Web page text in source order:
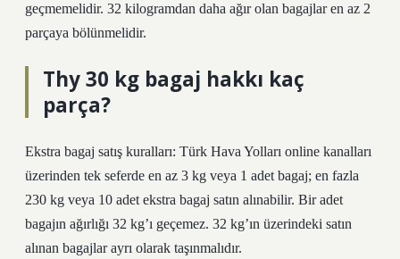
geçmemelidir. 32 kilogramdan daha ağır olan bagajlar en az 2
parçaya bölünmelidir.
Thy 30 kg bagaj hakkı kaç
parça?
Ekstra bagaj satış kuralları: Türk Hava Yolları online kanalları
üzerinden tek seferde en az 3 kg veya 1 adet bagaj; en fazla
230 kg veya 10 adet ekstra bagaj satın alınabilir. Bir adet
bagajın ağırlığı 32 kg’ı geçemez. 32 kg’ın üzerindeki satın
alınan bagajlar ayrı olarak taşınmalıdır.